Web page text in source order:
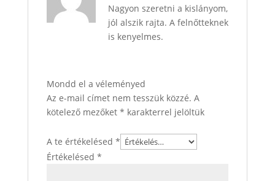
Nagyon szeretni a kislányom,
jól alszik rajta. A felnőtteknek
is kenyelmes.
Mondd el a véleményed
Az e-mail címet nem tesszük közzé. A
kötelező mezőket * karakterrel jelöltük
A te értékelésed *
Értékelésed *